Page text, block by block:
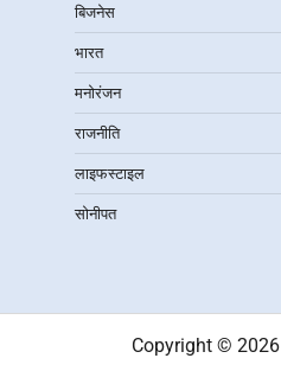
बिजनेस
भारत
मनोरंजन
राजनीति
लाइफस्टाइल
सोनीपत
Copyright © 2026